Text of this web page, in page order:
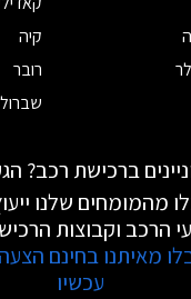
קיה
רובר
ברכישת רכב?
מהמומחים שלנו
הרכב וקבוצות
מאיתנו בחינם
עכשיו